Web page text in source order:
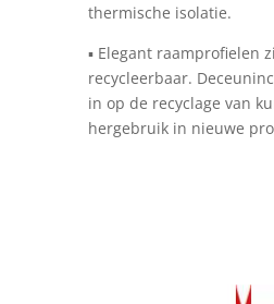
thermische isolatie.
▪ Elegant raamprofielen
recycleerbaar.
in op de recyclage van
hergebruik in nieuwe